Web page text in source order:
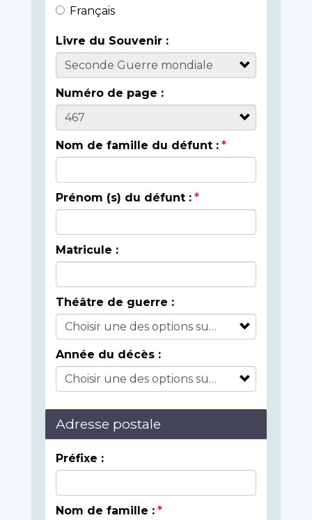
Français
Livre du Souvenir :
Numéro de page :
Nom de famille du défunt :
Prénom (s) du défunt :
Matricule :
Théâtre de guerre :
Année du décès :
Adresse postale
Préfixe :
Nom de famille :